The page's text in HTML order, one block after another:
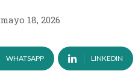
mayo 18, 2026
WHATSAPP LINKEDIN